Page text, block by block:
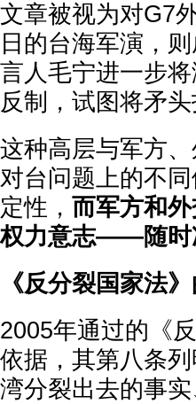
文章被视为对G7
日的台海军演，
言人毛宁进一步
反制，试图将矛
这种高层与军方
对台问题上的不
定性， 而军方和
权力意志——随时
《反分裂国家法
2005年通过的《
依据，其第八条
湾分裂出去的事